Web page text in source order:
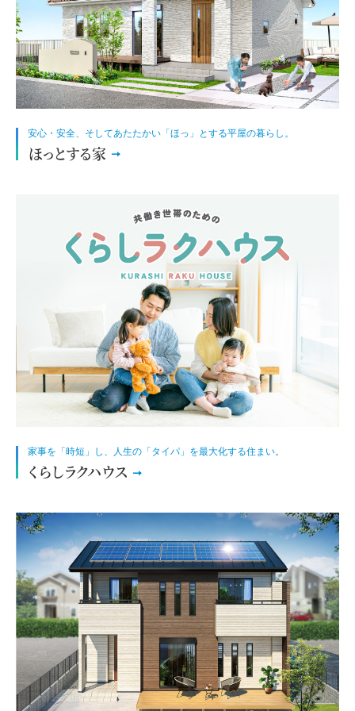
安心・安全、そしてあたたかい「ほっ」とする平屋の暮らし。
ほっとする家
家事を「時短」し、人生の「タイパ」を最大化する住まい。
くらしラクハウス